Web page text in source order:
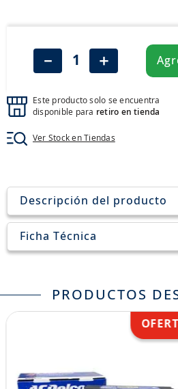
＋
－
Este producto solo se encuentra
disponible para retiro en tienda
Ver Stock en Tiendas
Descripción del producto
Ficha Técnica
PRODUCTOS
jockey john deere